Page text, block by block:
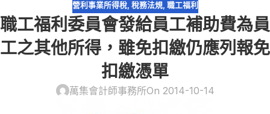
營利事業所得稅, 稅務法規, 職工福利
職工福利委員會發給員工補助費為員
工之其他所得，雖免扣繳仍應列報免
扣繳憑單
萬集會計師事務所On 2014-10-14